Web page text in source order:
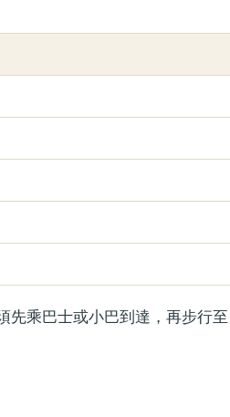
先乘巴士或小巴到達，再步行至